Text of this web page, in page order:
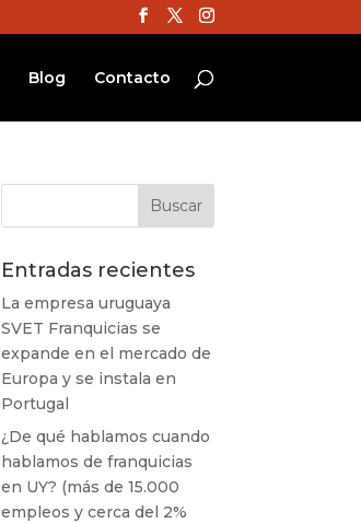
Blog Contacto
Entradas recientes
La empresa uruguaya
SVET Franquicias se
expande en el mercado de
Europa y se instala en
Portugal
¿De qué hablamos cuando
hablamos de franquicias
en UY? (más de 15.000
empleos y cerca del 2%